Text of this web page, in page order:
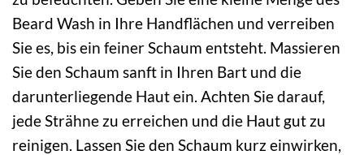
Beard Wash in Ihre Handflächen und verreiben
Sie es, bis ein feiner Schaum entsteht. Massieren
Sie den Schaum sanft in Ihren Bart und die
darunterliegende Haut ein. Achten Sie darauf,
jede Strähne zu erreichen und die Haut gut zu
reinigen. Lassen Sie den Schaum kurz einwirken,